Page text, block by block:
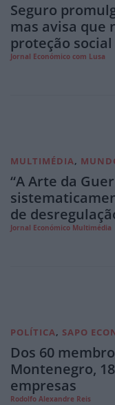
Seguro
mas avisa que
proteção
Jornal Económico com Lusa
MULTIMÉDIA,
“A Arte da
de
Jornal Económico Multimédia
POLÍTICA, SAPO
Dos 60
Montenegro,
empresas
Rodolfo Alexandre Reis